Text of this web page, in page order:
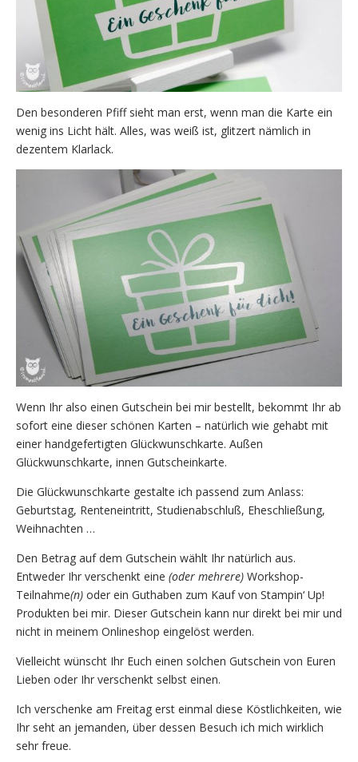
Den besonderen Pfiff sieht man erst, wenn man die Karte ein
wenig ins Licht hält. Alles, was weiß ist, glitzert nämlich in
dezentem Klarlack.
Wenn Ihr also einen Gutschein bei mir bestellt, bekommt Ihr ab
sofort eine dieser schönen Karten – natürlich wie gehabt mit
einer handgefertigten Glückwunschkarte. Außen
Glückwunschkarte, innen Gutscheinkarte.
Die Glückwunschkarte gestalte ich passend zum Anlass:
Geburtstag, Renteneintritt, Studienabschluß, Eheschließung,
Weihnachten …
Den Betrag auf dem Gutschein wählt Ihr natürlich aus.
Entweder Ihr verschenkt eine (oder mehrere) Workshop-
Teilnahme(n) oder ein Guthaben zum Kauf von Stampin‘ Up!
Produkten bei mir. Dieser Gutschein kann nur direkt bei mir und
nicht in meinem Onlineshop eingelöst werden.
Vielleicht wünscht Ihr Euch einen solchen Gutschein von Euren
Lieben oder Ihr verschenkt selbst einen.
Ich verschenke am Freitag erst einmal diese Köstlichkeiten, wie
Ihr seht an jemanden, über dessen Besuch ich mich wirklich
sehr freue.